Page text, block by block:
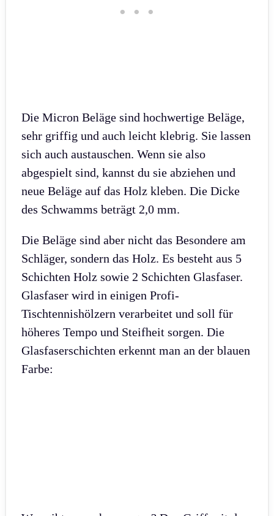
Die Micron Beläge sind hochwertige Beläge,
sehr griffig und auch leicht klebrig. Sie lassen
sich auch austauschen. Wenn sie also
abgespielt sind, kannst du sie abziehen und
neue Beläge auf das Holz kleben. Die Dicke
des Schwamms beträgt 2,0 mm.
Die Beläge sind aber nicht das Besondere am
Schläger, sondern das Holz. Es besteht aus 5
Schichten Holz sowie 2 Schichten Glasfaser.
Glasfaser wird in einigen Profi-
Tischtennishölzern verarbeitet und soll für
höheres Tempo und Steifheit sorgen. Die
Glasfaserschichten erkennt man an der blauen
Farbe: